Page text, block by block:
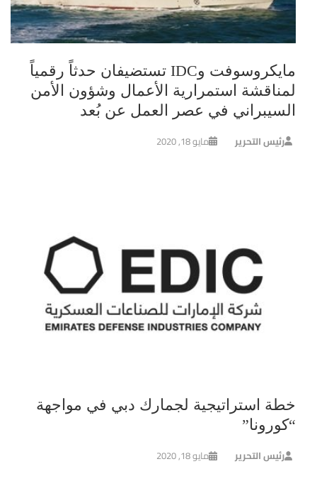
مايكروسوفت وIDC تستضيفان حدثاً رقمياً
لمناقشة استمرارية الأعمال وشؤون الأمن
السيبراني في عصر العمل عن بُعد
رئيس التحرير مايو 18, 2020
خطة استراتيجية لجمارك دبي في مواجهة
“كورونا”
رئيس التحرير مايو 18, 2020